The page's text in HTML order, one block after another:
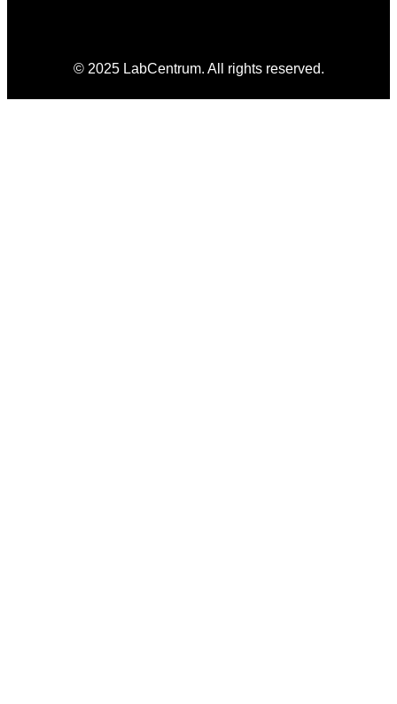
© 2025 LabCentrum. All rights reserved.